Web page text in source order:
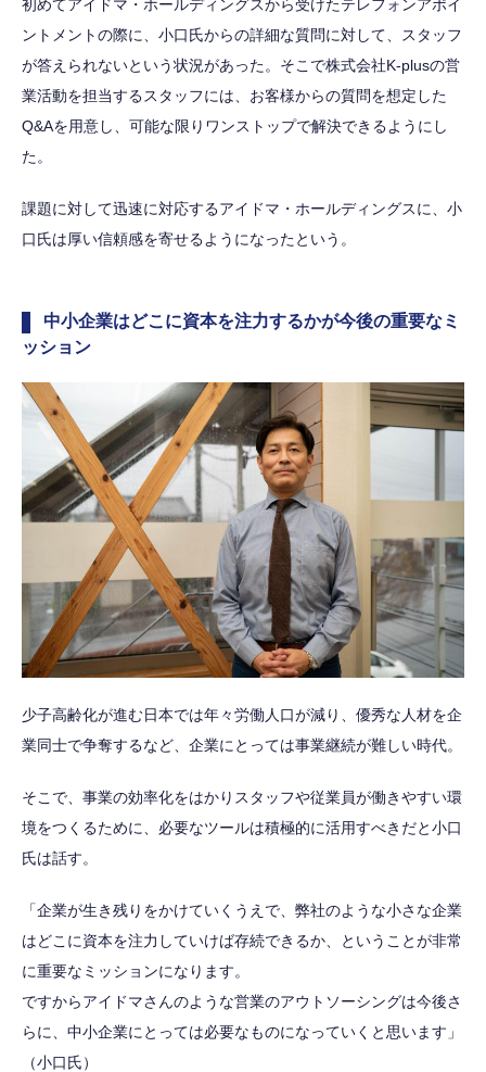
初めてアイドマ・ホールディングスから受けたテレフォンアポイ
ントメントの際に、小口氏からの詳細な質問に対して、スタッフ
が答えられないという状況があった。そこで株式会社K-plusの営
業活動を担当するスタッフには、お客様からの質問を想定した
Q&Aを用意し、可能な限りワンストップで解決できるようにし
た。
課題に対して迅速に対応するアイドマ・ホールディングスに、小
口氏は厚い信頼感を寄せるようになったという。
中小企業はどこに資本を注力するかが今後の重要なミ
ッション
少子高齢化が進む日本では年々労働人口が減り、優秀な人材を企
業同士で争奪するなど、企業にとっては事業継続が難しい時代。
そこで、事業の効率化をはかりスタッフや従業員が働きやすい環
境をつくるために、必要なツールは積極的に活用すべきだと小口
氏は話す。
「企業が生き残りをかけていくうえで、弊社のような小さな企業
はどこに資本を注力していけば存続できるか、ということが非常
に重要なミッションになります。
ですからアイドマさんのような営業のアウトソーシングは今後さ
らに、中小企業にとっては必要なものになっていくと思います」
（小口氏）